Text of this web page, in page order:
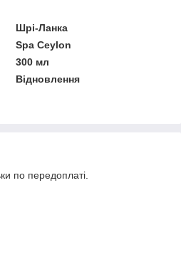
Шрі-Ланка
Spa Ceylon
300 мл
Відновлення
по передоплаті.